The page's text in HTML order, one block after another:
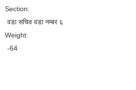
Section:
वडा सचिव वडा नम्बर ६
Weight:
-64